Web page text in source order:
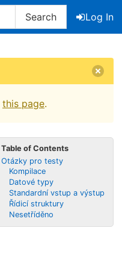
Search
Log In
this page.
Table of Contents
Otázky pro testy
Kompilace
Datové typy
Standardní vstup a výstup
Řídicí struktury
Nesetříděno